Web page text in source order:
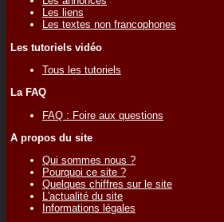
Les liens
Les textes non francophones
Les tutoriels vidéo
Tous les tutoriels
La FAQ
FAQ : Foire aux questions
A propos du site
Qui sommes nous ?
Pourquoi ce site ?
Quelques chiffres sur le site
L'actualité du site
Informations légales